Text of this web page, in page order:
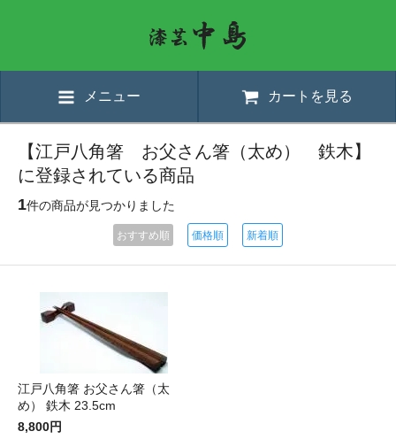
メニュー カートを見る
【江戸八角箸 お父さん箸（太め） 鉄木】
に登録されている商品
1件の商品が見つかりました
おすすめ順 価格順 新着順
江戸八角箸 お父さん箸（太
め） 鉄木 23.5cm
8,800円